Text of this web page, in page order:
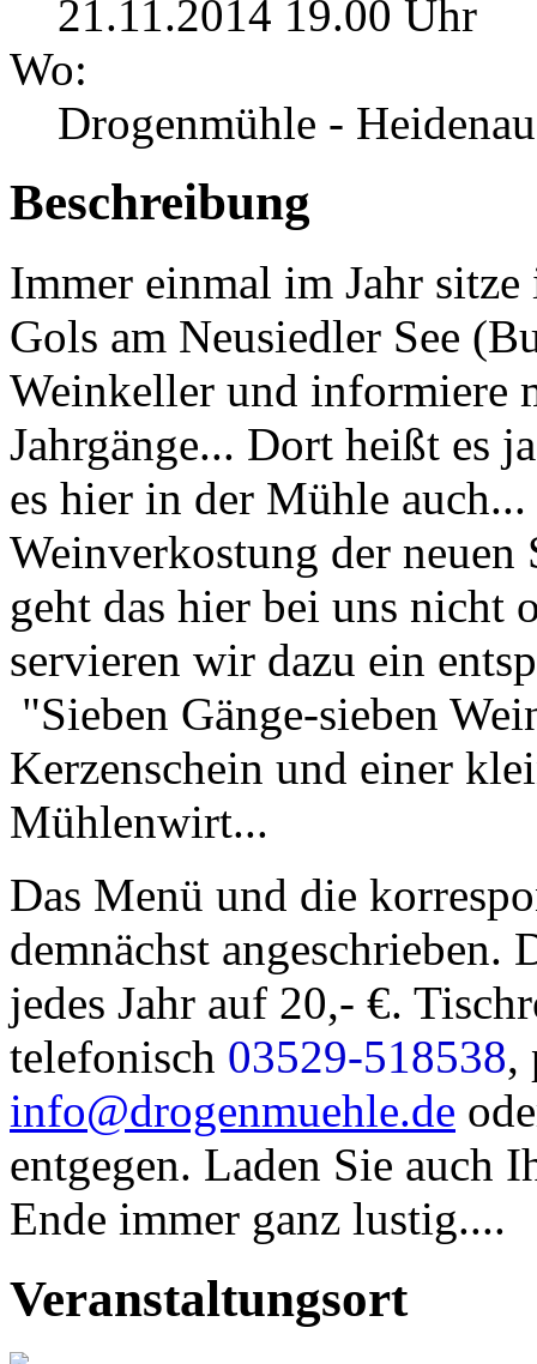
21.11.2014 19.00 Uhr
Wo:
Drogenmühle - Heidenau
Beschreibung
Immer einmal im Jahr
Gols am Neusiedler See
Weinkeller und informiere
Jahrgänge... Dort heißt es
es hier in der Mühle
Weinverkostung der
geht das hier bei uns nicht
servieren wir dazu ein
"Sieben Gänge-sieben
Kerzenschein und einer
Mühlenwirt...
Das Menü und die
demnächst angeschrieben.
jedes Jahr auf 20,- €.
telefonisch 03529-518538,
info@drogenmuehle.de
entgegen. Laden Sie auch
Ende immer ganz lustig....
Veranstaltungsort